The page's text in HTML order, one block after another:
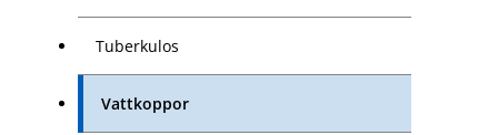
Tuberkulos
Vattkoppor